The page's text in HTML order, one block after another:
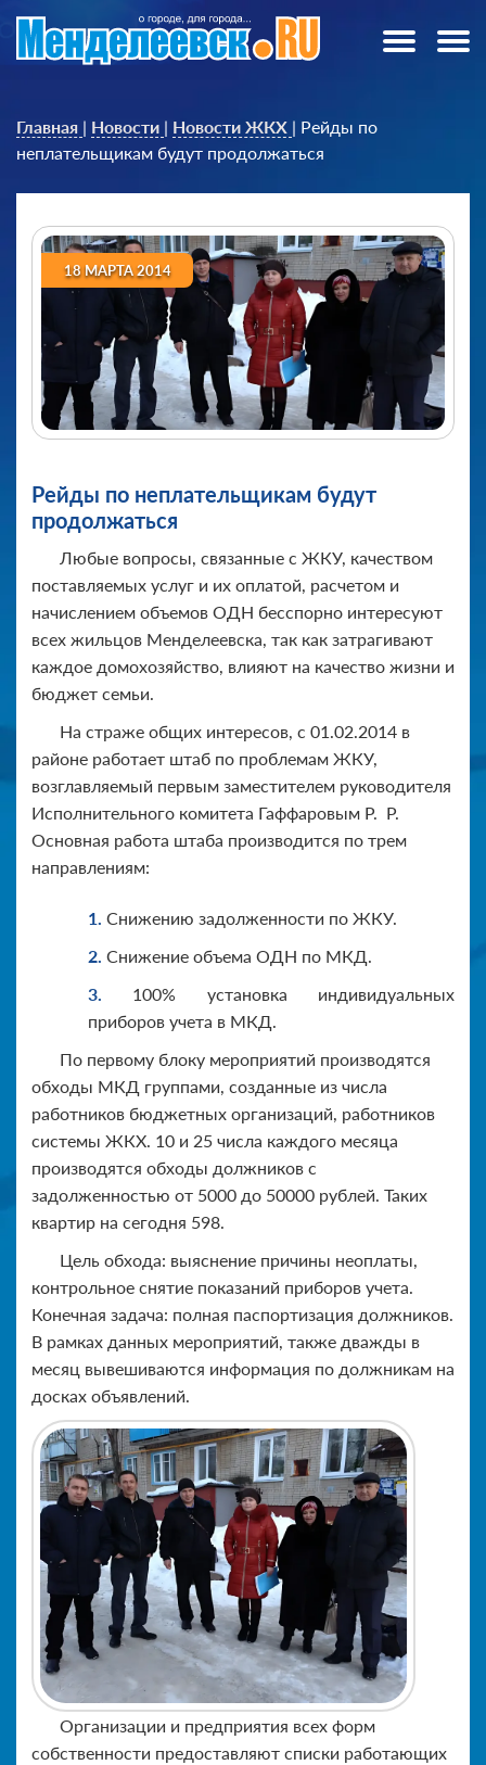
Главная | Новости | Новости ЖКХ | Рейды по
неплательщикам будут продолжаться
18 МАРТА 2014
Рейды по неплательщикам будут
продолжаться
Любые вопросы, связанные с ЖКУ, качеством
поставляемых услуг и их оплатой, расчетом и
начислением объемов ОДН бесспорно интересуют
всех жильцов Менделеевска, так как затрагивают
каждое домохозяйство, влияют на качество жизни и
бюджет семьи.
На страже общих интересов, с 01.02.2014 в
районе работает штаб по проблемам ЖКУ,
возглавляемый первым заместителем руководителя
Исполнительного комитета Гаффаровым Р. Р.
Основная работа штаба производится по трем
направлениям:
Снижению задолженности по ЖКУ.
Снижение объема ОДН по МКД.
100% установка индивидуальных
приборов учета в МКД.
По первому блоку мероприятий производятся
обходы МКД группами, созданные из числа
работников бюджетных организаций, работников
системы ЖКХ. 10 и 25 числа каждого месяца
производятся обходы должников с
задолженностью от 5000 до 50000 рублей. Таких
квартир на сегодня 598.
Цель обхода: выяснение причины неоплаты,
контрольное снятие показаний приборов учета.
Конечная задача: полная паспортизация должников.
В рамках данных мероприятий, также дважды в
месяц вывешиваются информация по должникам на
досках объявлений.
Организации и предприятия всех форм
собственности предоставляют списки работающих